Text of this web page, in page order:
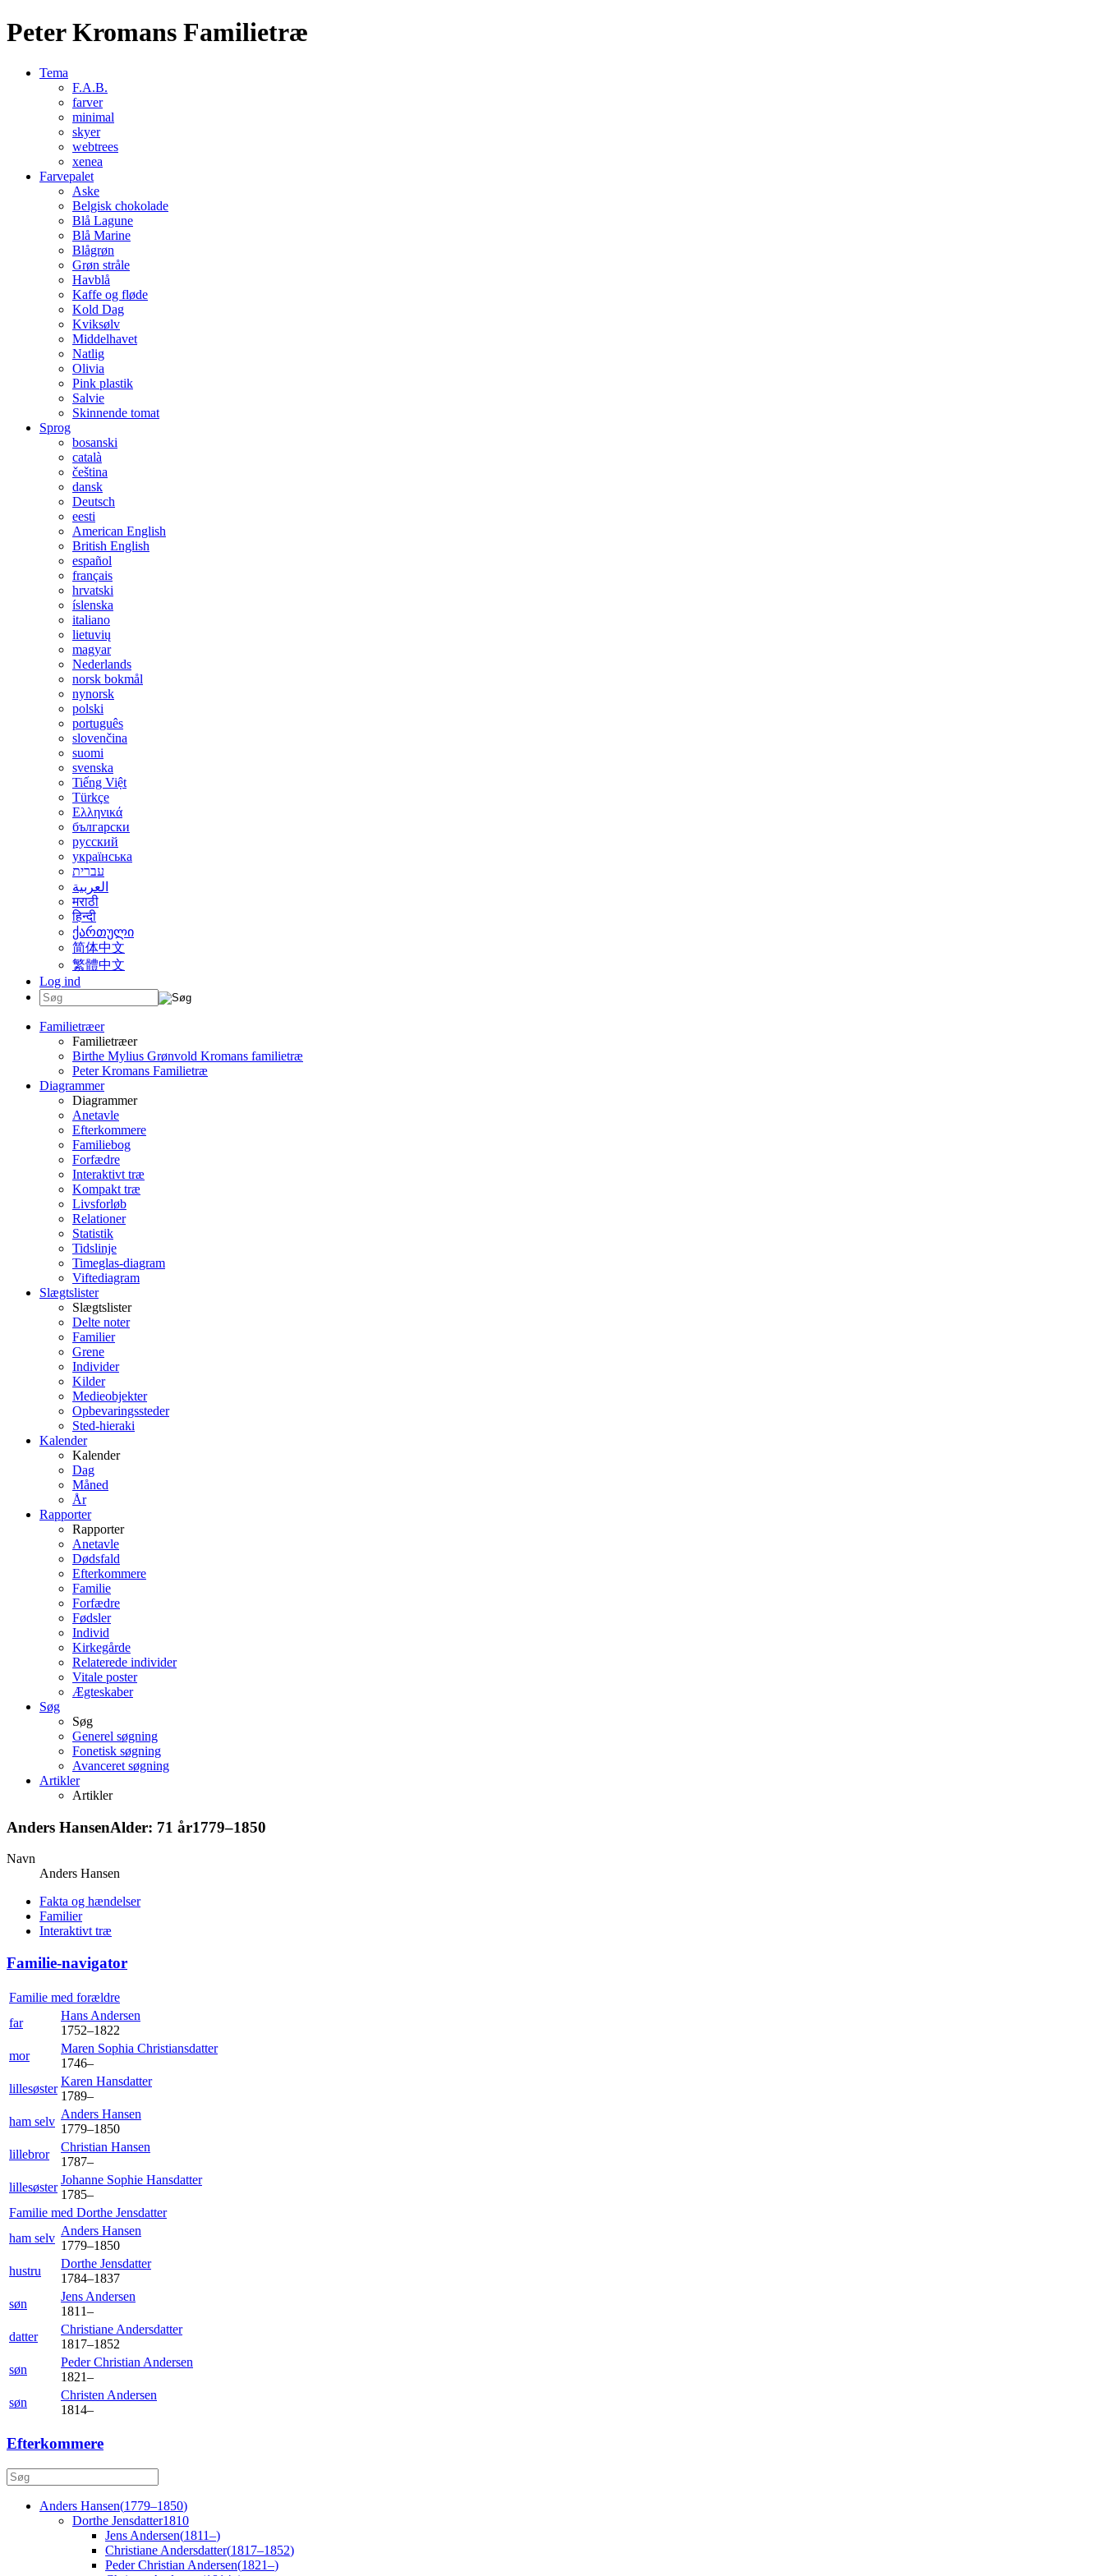
Peter Kromans Familietræ
Tema
F.A.B.
farver
minimal
skyer
webtrees
xenea
Farvepalet
Aske
Belgisk chokolade
Blå Lagune
Blå Marine
Blågrøn
Grøn stråle
Havblå
Kaffe og fløde
Kold Dag
Kviksølv
Middelhavet
Natlig
Olivia
Pink plastik
Salvie
Skinnende tomat
Sprog
bosanski
català
čeština
dansk
Deutsch
eesti
American English
British English
español
français
hrvatski
íslenska
italiano
lietuvių
magyar
Nederlands
norsk bokmål
nynorsk
polski
português
slovenčina
suomi
svenska
Tiếng Việt
Türkçe
Ελληνικά
български
русский
українська
עברית
العربية
मराठी
हिन्दी
ქართული
简体中文
繁體中文
Log ind
Familietræer
Familietræer
Birthe Mylius Grønvold Kromans familietræ
Peter Kromans Familietræ
Diagrammer
Diagrammer
Anetavle
Efterkommere
Familiebog
Forfædre
Interaktivt træ
Kompakt træ
Livsforløb
Relationer
Statistik
Tidslinje
Timeglas-diagram
Viftediagram
Slægtslister
Slægtslister
Delte noter
Familier
Grene
Individer
Kilder
Medieobjekter
Opbevaringssteder
Sted-hieraki
Kalender
Kalender
Dag
Måned
År
Rapporter
Rapporter
Anetavle
Dødsfald
Efterkommere
Familie
Forfædre
Fødsler
Individ
Kirkegårde
Relaterede individer
Vitale poster
Ægteskaber
Søg
Søg
Generel søgning
Fonetisk søgning
Avanceret søgning
Artikler
Artikler
Anders HansenAlder: 71 år1779–1850
Navn
Anders Hansen
Fakta og hændelser
Familier
Interaktivt træ
Familie-navigator
Familie med forældre
far
Hans Andersen
1752–1822
mor
Maren Sophia Christiansdatter
1746–
lillesøster
Karen Hansdatter
1789–
ham selv
Anders Hansen
1779–1850
lillebror
Christian Hansen
1787–
lillesøster
Johanne Sophie Hansdatter
1785–
Familie med Dorthe Jensdatter
ham selv
Anders Hansen
1779–1850
hustru
Dorthe Jensdatter
1784–1837
søn
Jens Andersen
1811–
datter
Christiane Andersdatter
1817–1852
søn
Peder Christian Andersen
1821–
søn
Christen Andersen
1814–
Efterkommere
Anders Hansen(1779–1850)
Dorthe Jensdatter1810
Jens Andersen(1811–)
Christiane Andersdatter(1817–1852)
Peder Christian Andersen(1821–)